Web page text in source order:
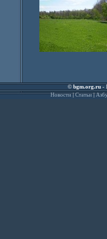
©bgm.org.ru-
Новости|Статьи|